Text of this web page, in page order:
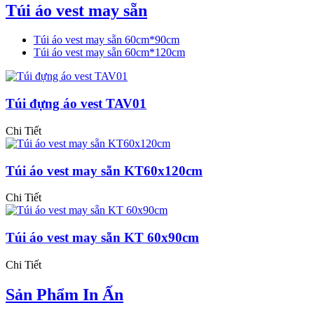
Túi áo vest may sẵn
Túi áo vest may sẵn 60cm*90cm
Túi áo vest may sẵn 60cm*120cm
Túi đựng áo vest TAV01
Chi Tiết
Túi áo vest may sẵn KT60x120cm
Chi Tiết
Túi áo vest may sẵn KT 60x90cm
Chi Tiết
Sản Phẩm In Ấn